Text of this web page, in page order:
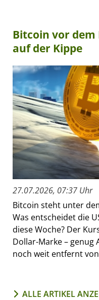
Bitcoin vor dem
auf der Kippe
27.07.2026, 07:37 Uhr
Bitcoin steht unter
Was entscheidet die
diese Woche? Der
Dollar-Marke – genug
noch weit entfernt
ALLE ARTIKEL